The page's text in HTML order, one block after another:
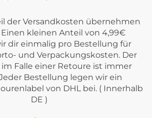
der Versandkosten übernehmen
kleinen Anteil von 4,99€
dir einmalig pro Bestellung für
und Verpackungskosten. Der
Falle einer Retoure ist immer
Bestellung legen wir ein
von DHL bei. ( Innerhalb
DE )